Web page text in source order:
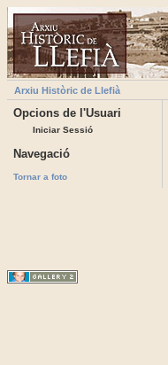
Arxiu Històric de Llefià
Opcions de l'Usuari
Iniciar Sessió
Navegació
Tornar a foto